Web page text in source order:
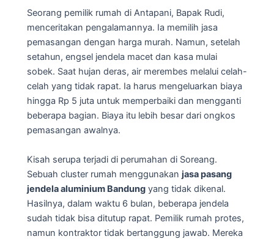
Seorang pemilik rumah di Antapani, Bapak Rudi,
menceritakan pengalamannya. Ia memilih jasa
pemasangan dengan harga murah. Namun, setelah
setahun, engsel jendela macet dan kasa mulai
sobek. Saat hujan deras, air merembes melalui celah-
celah yang tidak rapat. Ia harus mengeluarkan biaya
hingga Rp 5 juta untuk memperbaiki dan mengganti
beberapa bagian. Biaya itu lebih besar dari ongkos
pemasangan awalnya.
Kisah serupa terjadi di perumahan di Soreang.
Sebuah cluster rumah menggunakan jasa pasang
jendela aluminium Bandung yang tidak dikenal.
Hasilnya, dalam waktu 6 bulan, beberapa jendela
sudah tidak bisa ditutup rapat. Pemilik rumah protes,
namun kontraktor tidak bertanggung jawab. Mereka